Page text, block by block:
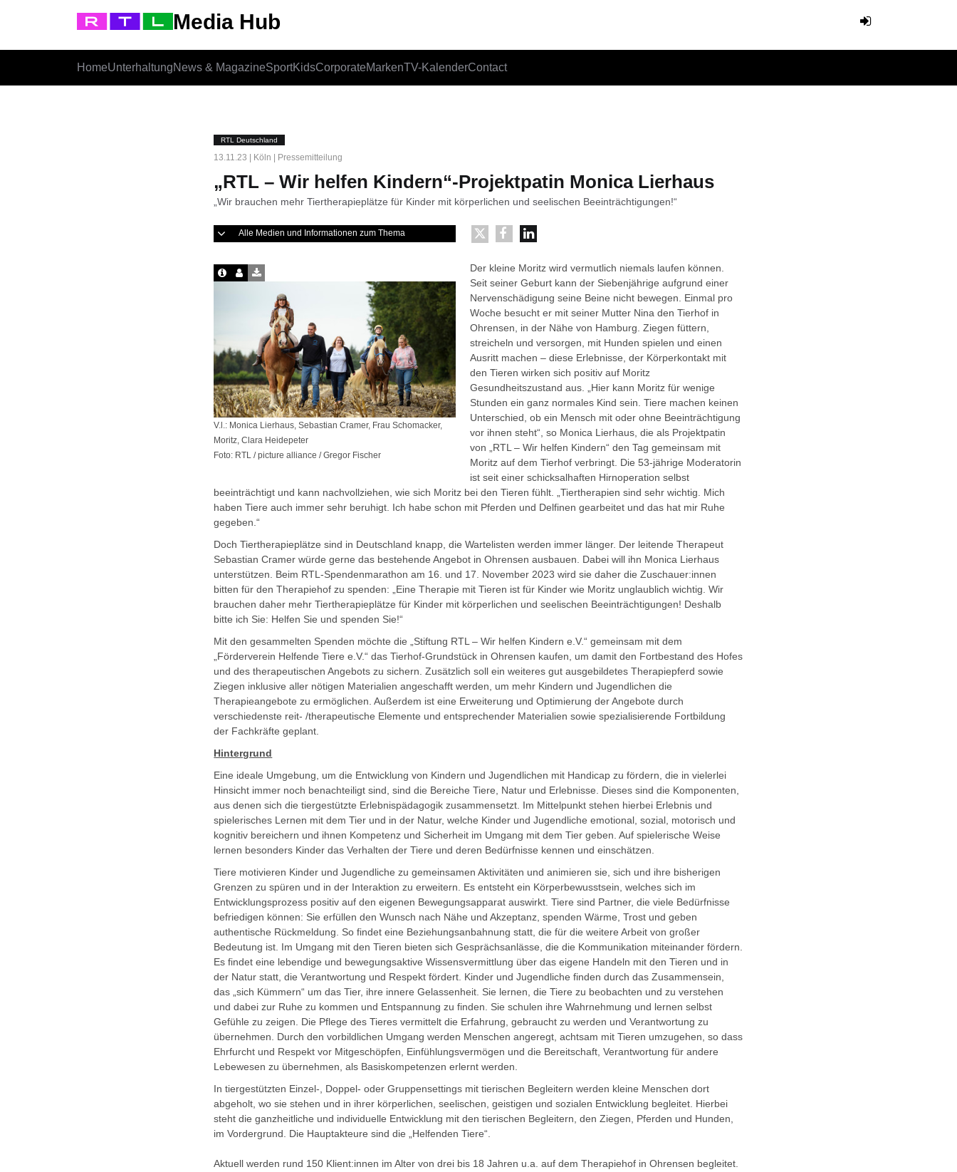
Media Hub
HomeUnterhaltungNews & MagazineSportKidsCorporateMarkenTV-KalenderContact
RTL Deutschland
13.11.23 | Köln | Pressemitteilung
„RTL – Wir helfen Kindern“-Projektpatin Monica Lierhaus
„Wir brauchen mehr Tiertherapieplätze für Kinder mit körperlichen und seelischen Beeinträchtigungen!“
Alle Medien und Informationen zum Thema
V.l.: Monica Lierhaus, Sebastian Cramer, Frau Schomacker,
Moritz, Clara Heidepeter
Foto: RTL / picture alliance / Gregor Fischer
Der kleine Moritz wird vermutlich niemals laufen können.
Seit seiner Geburt kann der Siebenjährige aufgrund einer
Nervenschädigung seine Beine nicht bewegen. Einmal pro
Woche besucht er mit seiner Mutter Nina den Tierhof in
Ohrensen, in der Nähe von Hamburg. Ziegen füttern,
streicheln und versorgen, mit Hunden spielen und einen
Ausritt machen – diese Erlebnisse, der Körperkontakt mit
den Tieren wirken sich positiv auf Moritz
Gesundheitszustand aus. „Hier kann Moritz für wenige
Stunden ein ganz normales Kind sein. Tiere machen keinen
Unterschied, ob ein Mensch mit oder ohne Beeinträchtigung
vor ihnen steht“, so Monica Lierhaus, die als Projektpatin
von „RTL – Wir helfen Kindern“ den Tag gemeinsam mit
Moritz auf dem Tierhof verbringt. Die 53-jährige Moderatorin
ist seit einer schicksalhaften Hirnoperation selbst
beeinträchtigt und kann nachvollziehen, wie sich Moritz bei den Tieren fühlt. „Tiertherapien sind sehr wichtig. Mich
haben Tiere auch immer sehr beruhigt. Ich habe schon mit Pferden und Delfinen gearbeitet und das hat mir Ruhe
gegeben.“
Doch Tiertherapieplätze sind in Deutschland knapp, die Wartelisten werden immer länger. Der leitende Therapeut
Sebastian Cramer würde gerne das bestehende Angebot in Ohrensen ausbauen. Dabei will ihn Monica Lierhaus
unterstützen. Beim RTL-Spendenmarathon am 16. und 17. November 2023 wird sie daher die Zuschauer:innen
bitten für den Therapiehof zu spenden: „Eine Therapie mit Tieren ist für Kinder wie Moritz unglaublich wichtig. Wir
brauchen daher mehr Tiertherapieplätze für Kinder mit körperlichen und seelischen Beeinträchtigungen! Deshalb
bitte ich Sie: Helfen Sie und spenden Sie!“
Mit den gesammelten Spenden möchte die „Stiftung RTL – Wir helfen Kindern e.V.“ gemeinsam mit dem
„Förderverein Helfende Tiere e.V.“ das Tierhof-Grundstück in Ohrensen kaufen, um damit den Fortbestand des Hofes
und des therapeutischen Angebots zu sichern. Zusätzlich soll ein weiteres gut ausgebildetes Therapiepferd sowie
Ziegen inklusive aller nötigen Materialien angeschafft werden, um mehr Kindern und Jugendlichen die
Therapieangebote zu ermöglichen. Außerdem ist eine Erweiterung und Optimierung der Angebote durch
verschiedenste reit- /therapeutische Elemente und entsprechender Materialien sowie spezialisierende Fortbildung
der Fachkräfte geplant.
Hintergrund
Eine ideale Umgebung, um die Entwicklung von Kindern und Jugendlichen mit Handicap zu fördern, die in vielerlei
Hinsicht immer noch benachteiligt sind, sind die Bereiche Tiere, Natur und Erlebnisse. Dieses sind die Komponenten,
aus denen sich die tiergestützte Erlebnispädagogik zusammensetzt. Im Mittelpunkt stehen hierbei Erlebnis und
spielerisches Lernen mit dem Tier und in der Natur, welche Kinder und Jugendliche emotional, sozial, motorisch und
kognitiv bereichern und ihnen Kompetenz und Sicherheit im Umgang mit dem Tier geben. Auf spielerische Weise
lernen besonders Kinder das Verhalten der Tiere und deren Bedürfnisse kennen und einschätzen.
Tiere motivieren Kinder und Jugendliche zu gemeinsamen Aktivitäten und animieren sie, sich und ihre bisherigen
Grenzen zu spüren und in der Interaktion zu erweitern. Es entsteht ein Körperbewusstsein, welches sich im
Entwicklungsprozess positiv auf den eigenen Bewegungsapparat auswirkt. Tiere sind Partner, die viele Bedürfnisse
befriedigen können: Sie erfüllen den Wunsch nach Nähe und Akzeptanz, spenden Wärme, Trost und geben
authentische Rückmeldung. So findet eine Beziehungsanbahnung statt, die für die weitere Arbeit von großer
Bedeutung ist. Im Umgang mit den Tieren bieten sich Gesprächsanlässe, die die Kommunikation miteinander fördern.
Es findet eine lebendige und bewegungsaktive Wissensvermittlung über das eigene Handeln mit den Tieren und in
der Natur statt, die Verantwortung und Respekt fördert. Kinder und Jugendliche finden durch das Zusammensein,
das „sich Kümmern“ um das Tier, ihre innere Gelassenheit. Sie lernen, die Tiere zu beobachten und zu verstehen
und dabei zur Ruhe zu kommen und Entspannung zu finden. Sie schulen ihre Wahrnehmung und lernen selbst
Gefühle zu zeigen. Die Pflege des Tieres vermittelt die Erfahrung, gebraucht zu werden und Verantwortung zu
übernehmen. Durch den vorbildlichen Umgang werden Menschen angeregt, achtsam mit Tieren umzugehen, so dass
Ehrfurcht und Respekt vor Mitgeschöpfen, Einfühlungsvermögen und die Bereitschaft, Verantwortung für andere
Lebewesen zu übernehmen, als Basiskompetenzen erlernt werden.
In tiergestützten Einzel-, Doppel- oder Gruppensettings mit tierischen Begleitern werden kleine Menschen dort
abgeholt, wo sie stehen und in ihrer körperlichen, seelischen, geistigen und sozialen Entwicklung begleitet. Hierbei
steht die ganzheitliche und individuelle Entwicklung mit den tierischen Begleitern, den Ziegen, Pferden und Hunden,
im Vordergrund. Die Hauptakteure sind die „Helfenden Tiere“.
Aktuell werden rund 150 Klient:innen im Alter von drei bis 18 Jahren u.a. auf dem Therapiehof in Ohrensen begleitet.